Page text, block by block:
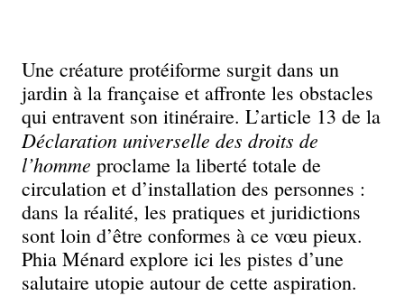
Une créature protéiforme surgit dans un
jardin à la française et affronte les obstacles
qui entravent son itinéraire. L’article 13 de la
Déclaration universelle des droits de
l’homme proclame la liberté totale de
circulation et d’installation des personnes :
dans la réalité, les pratiques et juridictions
sont loin d’être conformes à ce vœu pieux.
Phia Ménard explore ici les pistes d’une
salutaire utopie autour de cette aspiration.